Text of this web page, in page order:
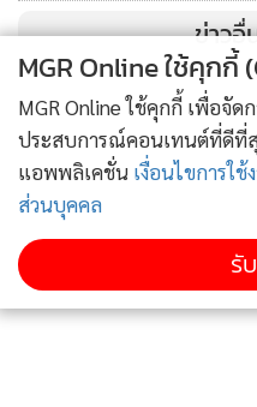
อาหารและเครื่องดื่ม รวมถึง
ประเทศไทย ซึ่งมีหนทางจำกัด
ภาระต้นทุนที่เพิ่มขึ้นในปี 65"
ขณะเดียวกัน การแข็งค่าขึ้นข
รายรับของการท่องเที่ยวที่ปรั
และช่วยให้บัญชีเดินสะพัดขอ
ในปีที่แล้วนั้น คาดว่าจะเกิดขึ้
ท่องเที่ยวในปีนี้ โดยนายจักร
ข่าวอื่
MGR Online ใช้คุกกี้
MGR Online ใช้คุกกี้ เพื่อจั
ประสบการณ์คอนเทนต์ที่ดีที่
แอพพลิเคชั่น เงื่อนไขการใช้
ส่วนบุคคล
รั